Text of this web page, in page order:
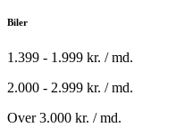
Biler
1.399 - 1.999 kr. / md.
2.000 - 2.999 kr. / md.
Over 3.000 kr. / md.